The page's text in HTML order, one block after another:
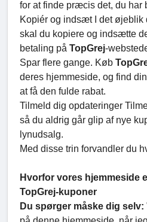
for at finde præcis det, du har
Kopiér og indsæt I det øjeblik
skal du kopiere og indsætte
betaling på TopGrej-
Spar flere gange. Køb
deres hjemmeside, og find
at få den fulde rabat.
Tilmeld dig opdateringer
så du aldrig går glip af nye
lynudsalg.
Med disse trin forvandler du
Hvorfor vores hjemmeside
TopGrej-kuponer
Du spørger måske dig selv: